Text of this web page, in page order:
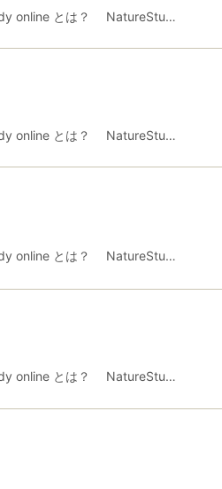
online とは？ NatureStu…
online とは？ NatureStu…
online とは？ NatureStu…
online とは？ NatureStu…